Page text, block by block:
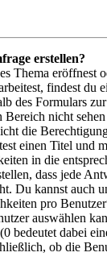
erstellen?
Thema eröffnest
findest du
des Formulars
Bereich nicht
die
einen Titel und
in die
dass jede
Du kannst auch
pro
auswählen
bedeutet dabei
ob die